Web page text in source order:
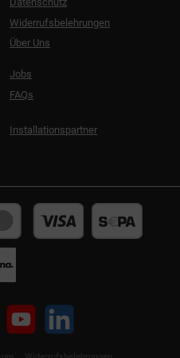
Widerrufsbelehrungen
Über Uns
Jobs
FAQs
Installationspartner
YouTube LinkedIn